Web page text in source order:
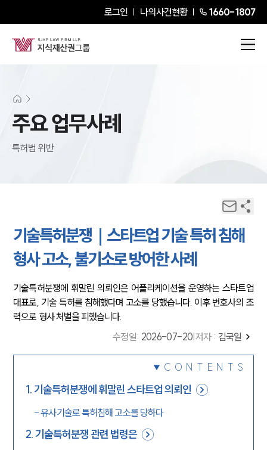
로그인 나의사건현황 1660-1807
주요 업무사례
특허법 위반
기술특허분쟁｜스타트업 기술 특허 침해
형사 고소, 불기소로 방어한 사례
기술특허분쟁에 휘말린 의뢰인은 어플리케이션을 운영하는 스타트업
대표로, 기술 특허를 침해했다며 고소를 당했습니다. 이후 변호사의 조
력으로 형사 처벌을 피했습니다.
수정일: 2026-07-20 저자 : 김국일
CONTENTS
1.기술특허분쟁에 휘말린 스타트업 의뢰인
-유사기술로 특허침해 고소를 당하다
2.기술특허분쟁 관련 법령은